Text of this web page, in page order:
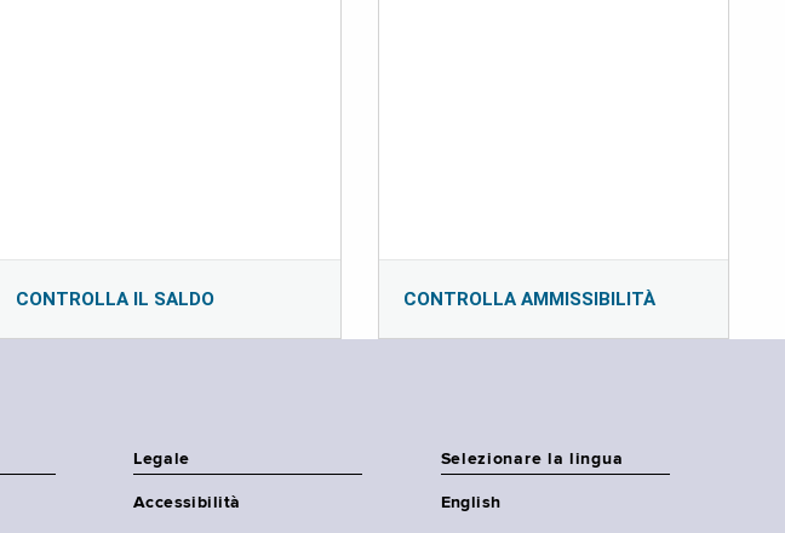
CONTROLLA IL SALDO CONTROLLA AMMISSIBILITÀ
Legale
Accessibilità
Selezionare la lingua
English